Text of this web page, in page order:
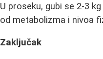
U proseku, gubi se 2-3
od metabolizma i nivoa
Zaključak